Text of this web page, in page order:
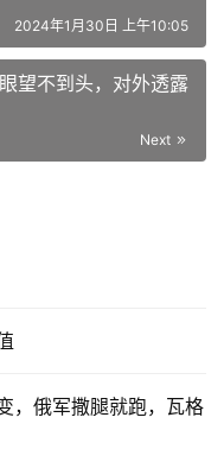
2024年1月30日 上午10:05
望不到头，对外透露
Next
，俄军撒腿就跑，瓦格